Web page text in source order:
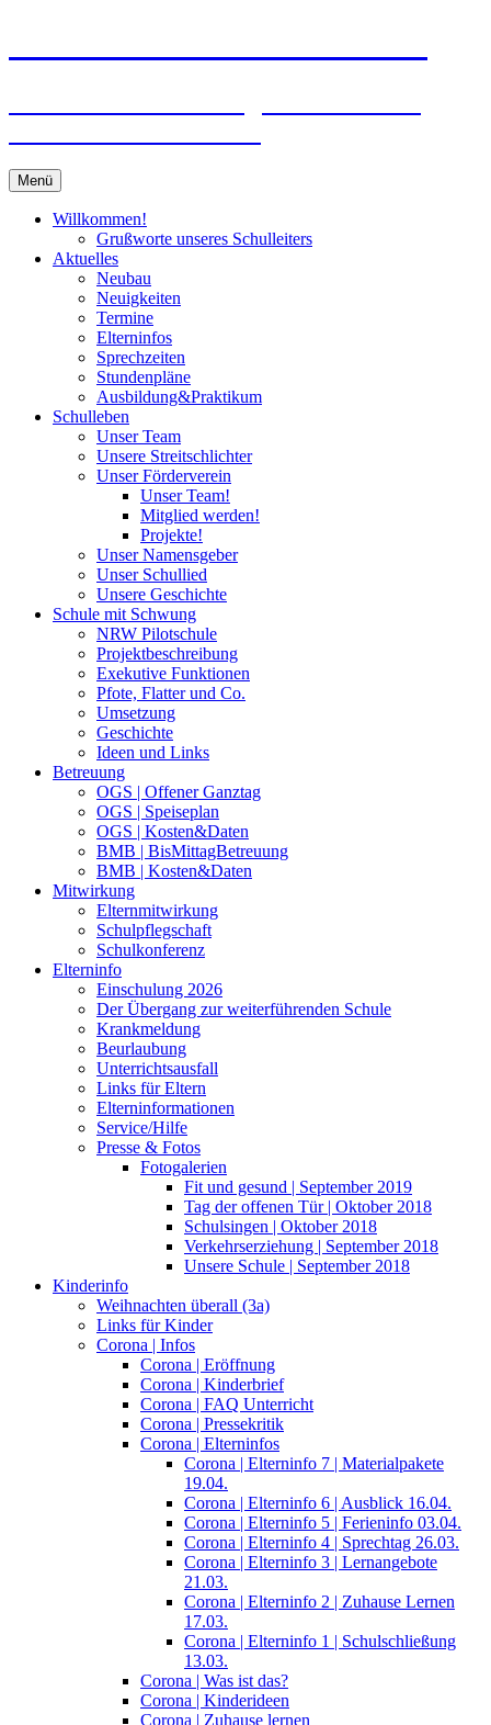
Menü
Willkommen!
Grußworte unseres Schulleiters
Aktuelles
Neubau
Neuigkeiten
Termine
Elterninfos
Sprechzeiten
Stundenpläne
Ausbildung&Praktikum
Schulleben
Unser Team
Unsere Streitschlichter
Unser Förderverein
Unser Team!
Mitglied werden!
Projekte!
Unser Namensgeber
Unser Schullied
Unsere Geschichte
Schule mit Schwung
NRW Pilotschule
Projektbeschreibung
Exekutive Funktionen
Pfote, Flatter und Co.
Umsetzung
Geschichte
Ideen und Links
Betreuung
OGS | Offener Ganztag
OGS | Speiseplan
OGS | Kosten&Daten
BMB | BisMittagBetreuung
BMB | Kosten&Daten
Mitwirkung
Elternmitwirkung
Schulpflegschaft
Schulkonferenz
Elterninfo
Einschulung 2026
Der Übergang zur weiterführenden Schule
Krankmeldung
Beurlaubung
Unterrichtsausfall
Links für Eltern
Elterninformationen
Service/Hilfe
Presse & Fotos
Fotogalerien
Fit und gesund | September 2019
Tag der offenen Tür | Oktober 2018
Schulsingen | Oktober 2018
Verkehrserziehung | September 2018
Unsere Schule | September 2018
Kinderinfo
Weihnachten überall (3a)
Links für Kinder
Corona | Infos
Corona | Eröffnung
Corona | Kinderbrief
Corona | FAQ Unterricht
Corona | Pressekritik
Corona | Elterninfos
Corona | Elterninfo 7 | Materialpakete
19.04.
Corona | Elterninfo 6 | Ausblick 16.04.
Corona | Elterninfo 5 | Ferieninfo 03.04.
Corona | Elterninfo 4 | Sprechtag 26.03.
Corona | Elterninfo 3 | Lernangebote
21.03.
Corona | Elterninfo 2 | Zuhause Lernen
17.03.
Corona | Elterninfo 1 | Schulschließung
13.03.
Corona | Was ist das?
Corona | Kinderideen
Corona | Zuhause lernen